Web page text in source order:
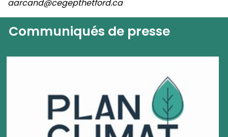
aarcand@cegepthetford.ca
Communiqués de presse